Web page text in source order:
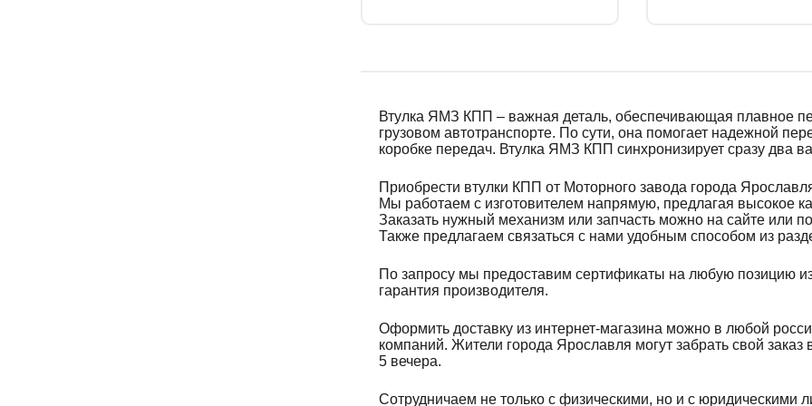
Втулка ЯМЗ КПП – важная деталь, обеспечивающая плавное
грузовом автотранспорте. По сути, она помогает надежной
коробке передач. Втулка ЯМЗ КПП синхронизирует сразу два
Приобрести втулки КПП от Моторного завода города
Мы работаем с изготовителем напрямую, предлагая высокое
Заказать нужный механизм или запчасть можно на сайте или
Также предлагаем связаться с нами удобным способом из
По запросу мы предоставим сертификаты на любую позицию
гарантия производителя.
Оформить доставку из интернет-магазина можно в любой
компаний. Жители города Ярославля могут забрать свой
5 вечера.
Сотрудничаем не только с физическими, но и с юридическими